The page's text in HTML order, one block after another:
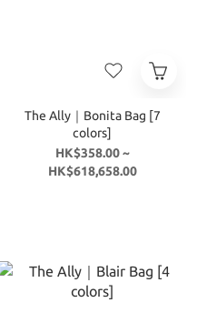
The Ally｜Bonita Bag [7
colors]
HK$358.00 ~
HK$618,658.00